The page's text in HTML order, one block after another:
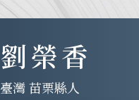
劉榮香
臺灣 苗栗縣人